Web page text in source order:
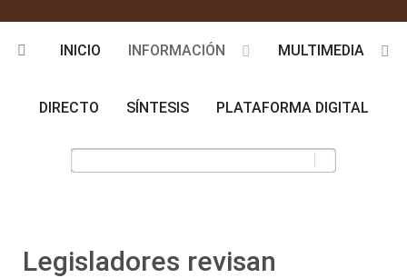
INICIO INFORMACIÓN MULTIMEDIA
DIRECTO SÍNTESIS PLATAFORMA DIGITAL
Legisladores revisan